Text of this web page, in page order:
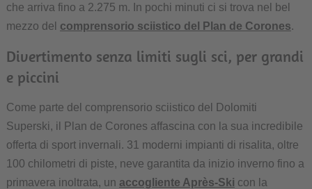
che arriva fino a 2.275 m. In pochi minuti ci si trova nel bel
mezzo del comprensorio sciistico del Plan de Corones.
Divertimento senza limiti sugli sci, per grandi
e piccini
Come parte del comprensorio sciistico del Dolomiti
Superski, il Plan de Corones affascina con la sua incredibile
offerta di sport invernali. 31 moderni impianti di risalita, oltre
100 chilometri di piste, neve garantita da inizio inverno fino a
primavera inoltrata, un accogliente Après-Ski con la